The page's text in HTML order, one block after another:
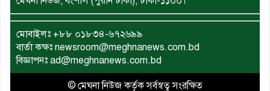
মোবাইলঃ +৮৮ ০১৮৩৪-৬৭২৬৯৯
বার্তা কক্ষঃ newsroom@meghnanews.com.bd
বিজ্ঞাপনঃ ad@meghnanews.com.bd
© মেঘনা নিউজ কর্তৃক সর্বস্বত্ব সংরক্ষিত